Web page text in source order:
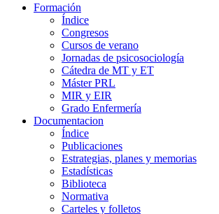
Formación
Índice
Congresos
Cursos de verano
Jornadas de psicosociología
Cátedra de MT y ET
Máster PRL
MIR y EIR
Grado Enfermería
Documentacion
Índice
Publicaciones
Estrategias, planes y memorias
Estadísticas
Biblioteca
Normativa
Carteles y folletos